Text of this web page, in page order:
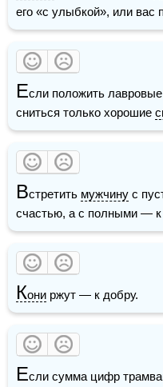
его «с улыбкой», или вас
Если положить
сниться только хорошие
Встретить мужчину с
счастью, а с полными — к
Кони ржут — к добру.
Если сумма цифр